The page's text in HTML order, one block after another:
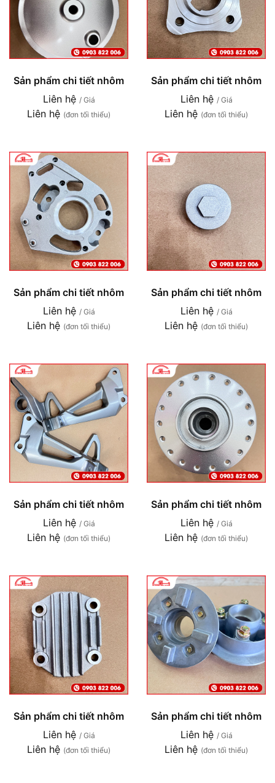
Sản phẩm chi tiết nhôm
Liên hệ / Giá
Liên hệ (đơn tối thiểu)
Sản phẩm chi tiết nhôm
Liên hệ / Giá
Liên hệ (đơn tối thiểu)
Sản phẩm chi tiết nhôm
Liên hệ / Giá
Liên hệ (đơn tối thiểu)
Sản phẩm chi tiết nhôm
Liên hệ / Giá
Liên hệ (đơn tối thiểu)
Sản phẩm chi tiết nhôm
Liên hệ / Giá
Liên hệ (đơn tối thiểu)
Sản phẩm chi tiết nhôm
Liên hệ / Giá
Liên hệ (đơn tối thiểu)
Sản phẩm chi tiết nhôm
Liên hệ / Giá
Liên hệ (đơn tối thiểu)
Sản phẩm chi tiết nhôm
Liên hệ / Giá
Liên hệ (đơn tối thiểu)